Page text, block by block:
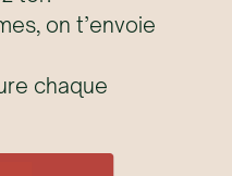
on t’envoie
chaque